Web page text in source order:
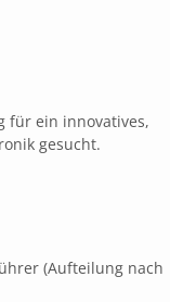
für ein innovatives,
gesucht.
(Aufteilung nach